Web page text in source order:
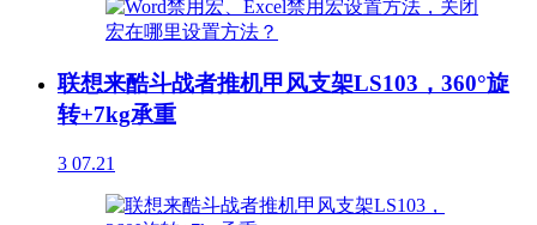
联想来酷斗战者推机甲风支架LS103，360°旋
转+7kg承重
3 07.21